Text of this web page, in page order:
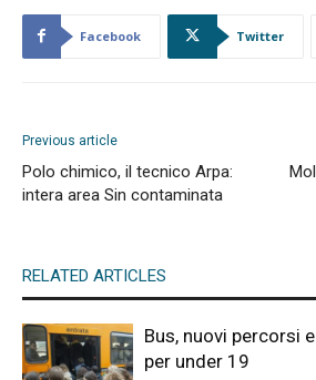
Facebook Twitter
Previous article
Polo chimico, il tecnico Arpa:
intera area Sin contaminata
RELATED ARTICLES
Bus, nuovi percorsi
per under 19